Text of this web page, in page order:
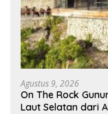
Agustus 9, 2026
On The Rock
Laut Selatan dari